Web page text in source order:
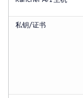
私钥/证书